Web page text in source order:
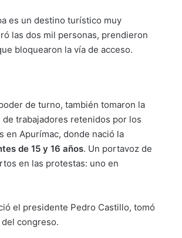
es un destino turístico muy
las dos mil personas, prendieron
bloquearon la vía de acceso.
de turno, también tomaron la
trabajadores retenidos por los
en Apurímac, donde nació la
de 15 y 16 años. Un portavoz de
en las protestas: uno en
el presidente Pedro Castillo, tomó
congreso.